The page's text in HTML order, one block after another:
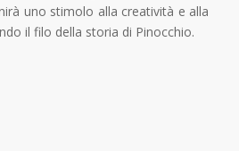
uno stimolo alla creatività e alla
il filo della storia di Pinocchio.